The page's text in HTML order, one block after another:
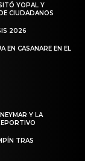
YOPAL Y
CIUDADANOS
2026
EN CASANARE EN EL
Y LA
TRAS